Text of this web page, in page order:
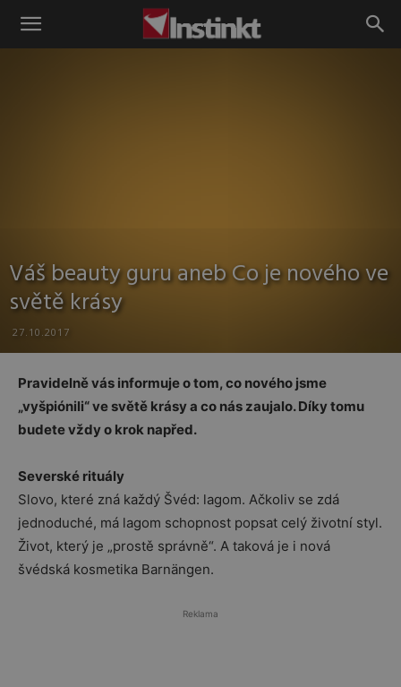
Instinkt
Váš beauty guru aneb Co je nového ve
světě krásy
27.10.2017
Pravidelně vás informuje o tom, co nového jsme
„vyšpiónili“ ve světě krásy a co nás zaujalo. Díky tomu
budete vždy o krok napřed.
Severské rituály
Slovo, které zná každý Švéd: lagom. Ačkoliv se zdá
jednoduché, má lagom schopnost popsat celý životní styl.
Život, který je „prostě správně“. A taková je i nová
švédská kosmetika Barnängen.
Reklama